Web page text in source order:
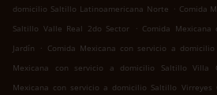
domicilio Saltillo Latinoamericana Norte . Comida
Saltillo Valle Real 2do Sector
. Comida
Jardín
. Comida Mexicana con servicio a
Mexicana con servicio a domicilio Saltillo Villa
Mexicana con servicio a domicilio Saltillo Virreyes